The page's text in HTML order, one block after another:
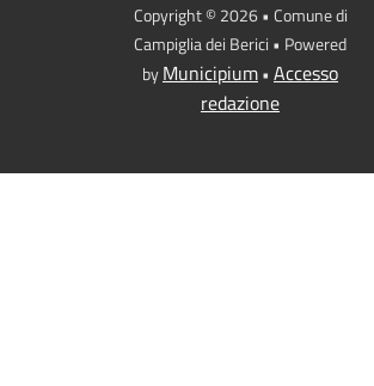
Copyright © 2026 • Comune di
Campiglia dei Berici • Powered
byMunicipium• Accesso
redazione